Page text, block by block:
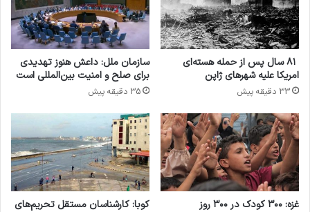
خواهد انداخت.
دیوان کیفری بین المللی
۸۱ سال پس از حمله هسته‌ای
امریکا علیه شهرهای ژاپن
33 دقیقه پیش
سازمان ملل: داعش هنوز تهدیدی
برای صلح و امنیت بین‌المللی است
35 دقیقه پیش
غزه: ۳۰۰ کودک در ۳۰۰ روز
کوبا: کارشناسان مستقل تحریم‌های